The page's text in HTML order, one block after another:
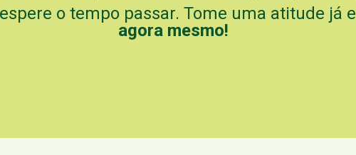
o tempo passar. Tome uma atitude já e
agora mesmo!